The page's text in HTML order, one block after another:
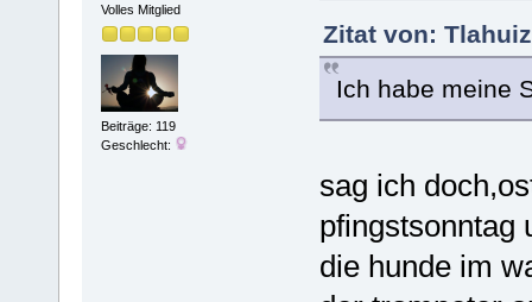
Volles Mitglied
Beiträge: 119
Geschlecht:
Zitat von:
Ich habe meine
sag ich
pfingstsonntag
die hunde im